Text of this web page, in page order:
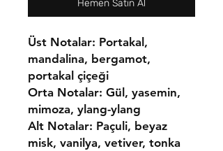
Hemen Satın Al
Üst Notalar: Portakal,
mandalina, bergamot,
portakal çiçeği
Orta Notalar: Gül, yasemin,
mimoza, ylang-ylang
Alt Notalar: Paçuli, beyaz
misk, vanilya, vetiver, tonka